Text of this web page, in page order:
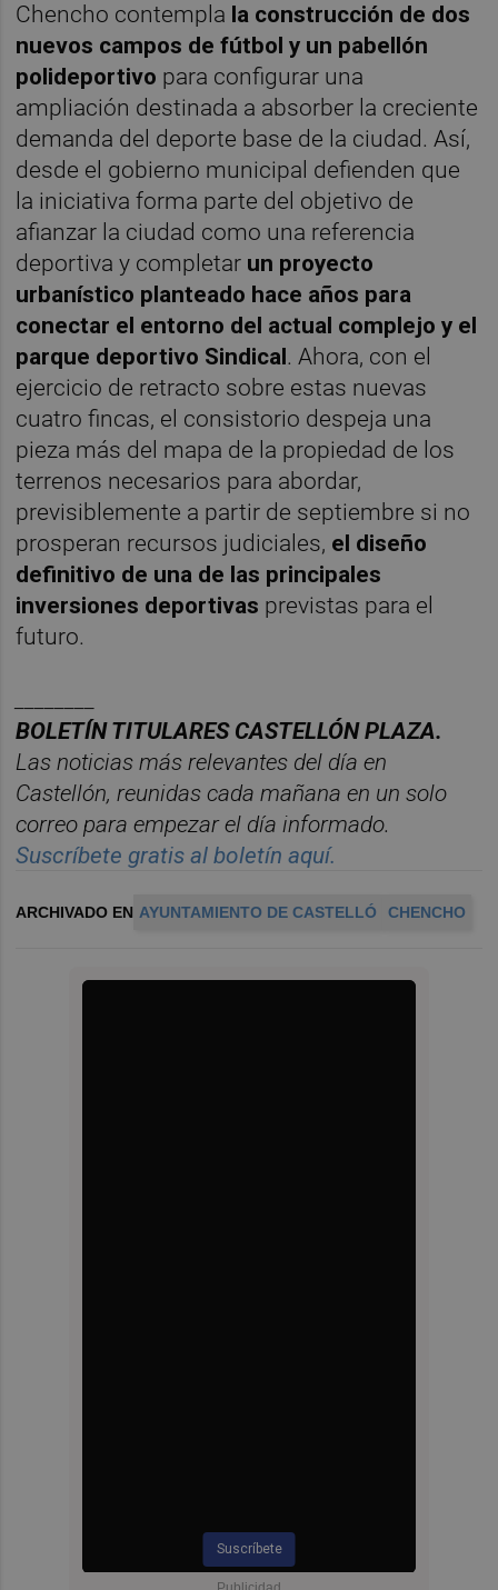
Suscríbete
Chencho contempla la construcción de dos
nuevos campos de fútbol y un pabellón
polideportivo para configurar una
ampliación destinada a absorber la creciente
demanda del deporte base de la ciudad. Así,
desde el gobierno municipal defienden que
la iniciativa forma parte del objetivo de
afianzar la ciudad como una referencia
deportiva y completar un proyecto
urbanístico planteado hace años para
conectar el entorno del actual complejo y el
parque deportivo Sindical. Ahora, con el
ejercicio de retracto sobre estas nuevas
cuatro fincas, el consistorio despeja una
pieza más del mapa de la propiedad de los
terrenos necesarios para abordar,
previsiblemente a partir de septiembre si no
prosperan recursos judiciales, el diseño
definitivo de una de las principales
inversiones deportivas previstas para el
futuro.
BOLETÍNTITULARES CASTELLÓNPLAZA.
Las noticias más relevantes del día en
Castellón, reunidas cada mañana en un solo
correo para empezar el día informado.
Suscríbete gratis alboletín aquí.
ARCHIVADO EN AYUNTAMIENTO DE CASTELLÓ CHENCHO